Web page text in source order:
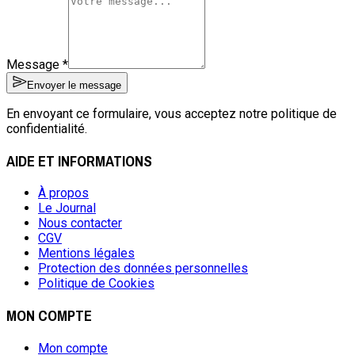
Message *
Envoyer le message
En envoyant ce formulaire, vous acceptez notre politique de
confidentialité.
AIDE ET INFORMATIONS
À propos
Le Journal
Nous contacter
CGV
Mentions légales
Protection des données personnelles
Politique de Cookies
MON COMPTE
Mon compte